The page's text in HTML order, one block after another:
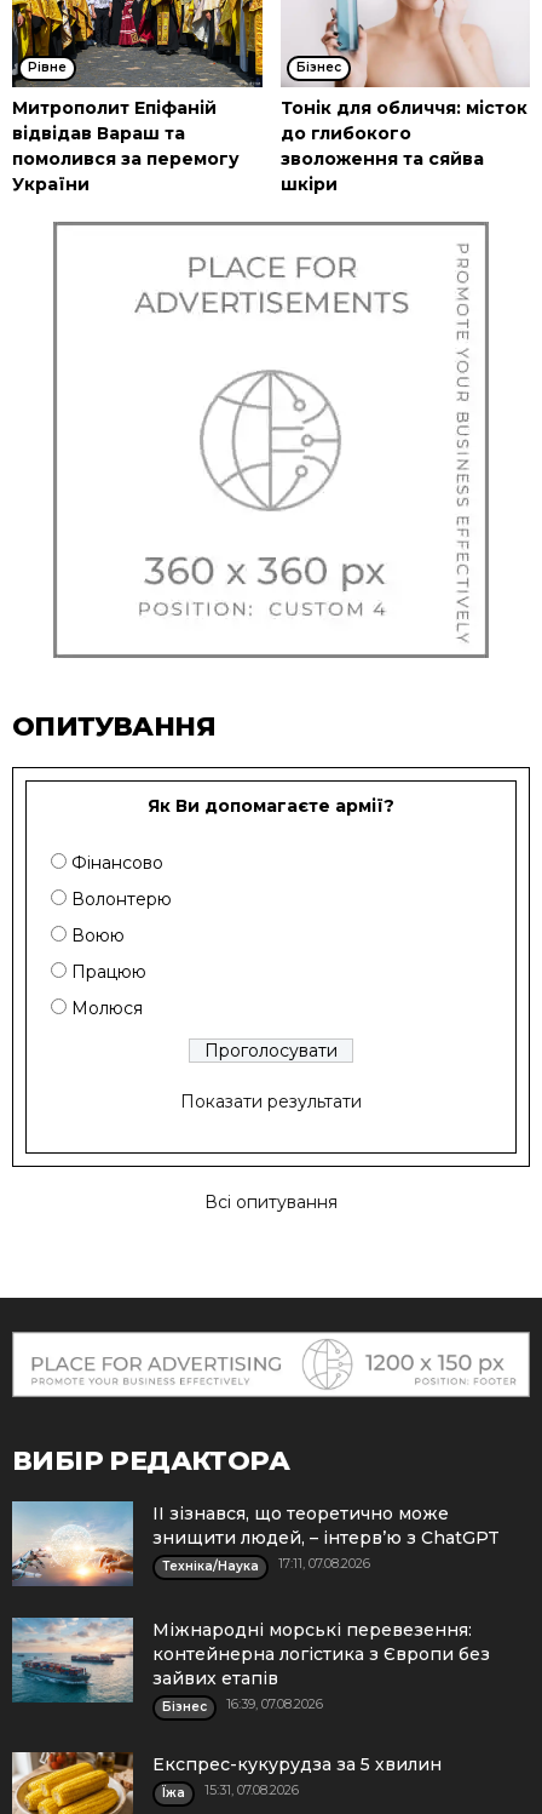
Рівне
Митрополит Епіфаній
відвідав Вараш та
помолився за перемогу
України
Бізнес
Тонік для обличчя: місток
до глибокого
зволоження та сяйва
шкіри
ОПИТУВАННЯ
Як Ви допомагаєте армії?
Фінансово
Волонтерю
Воюю
Працюю
Молюся
Показати результати
Всі опитування
ВИБІР РЕДАКТОРА
ІІ зізнався, що теоретично може
знищити людей, – інтерв’ю з ChatGPT
Техніка/Наука 17:11, 07.08.2026
Міжнародні морські перевезення:
контейнерна логістика з Європи без
зайвих етапів
Бізнес 16:39, 07.08.2026
Експрес-кукурудза за 5 хвилин
Їжа 15:31, 07.08.2026